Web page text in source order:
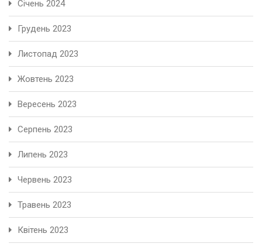
Січень 2024
Грудень 2023
Листопад 2023
Жовтень 2023
Вересень 2023
Серпень 2023
Липень 2023
Червень 2023
Травень 2023
Квітень 2023